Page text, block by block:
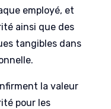
employé, et
ainsi que des
tangibles dans
la valeur
pour les